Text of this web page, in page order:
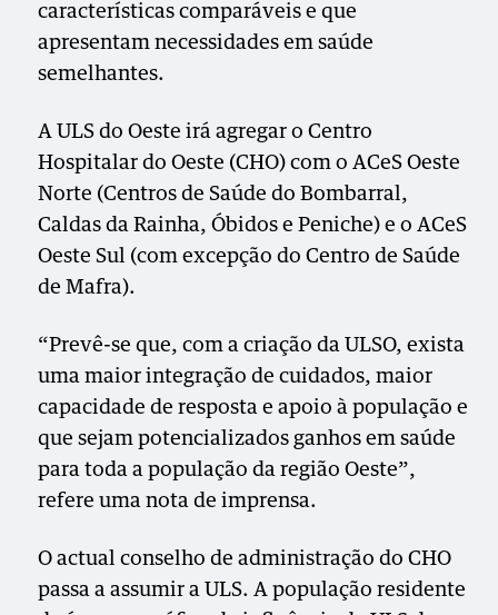
características comparáveis e que
apresentam necessidades em saúde
semelhantes.
A ULS do Oeste irá agregar o Centro
Hospitalar do Oeste (CHO) com o ACeS Oeste
Norte (Centros de Saúde do Bombarral,
Caldas da Rainha, Óbidos e Peniche) e o ACeS
Oeste Sul (com excepção do Centro de Saúde
de Mafra).
“Prevê-se que, com a criação da ULSO, exista
uma maior integração de cuidados, maior
capacidade de resposta e apoio à população e
que sejam potencializados ganhos em saúde
para toda a população da região Oeste”,
refere uma nota de imprensa.
O actual conselho de administração do CHO
passa a assumir a ULS. A população residente